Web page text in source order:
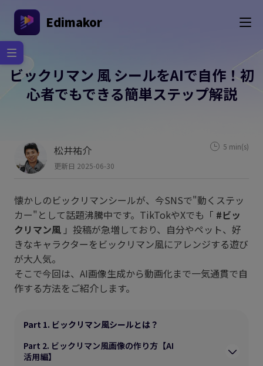
Edimakor
ビックリマン 風 シールをAIで自作！初
心者でもできる簡単ステップ解説
松井祐介
更新日 2025-06-30
5 min(s)
懐かしのビックリマンシールが、今SNSで"動くステッ
カー"として話題沸騰中です。TikTokやXでも「 #ビッ
クリマン風 」投稿が急増しており、自分やペット、好
きなキャラクターをビックリマン風にアレンジする遊び
が大人気。
そこで今回は、AI画像生成から動画化まで一気通貫で自
作する方法をご紹介します。
Part 1. ビックリマン風シールとは？
Part 2. ビックリマン風画像の作り方【AI
活用編】